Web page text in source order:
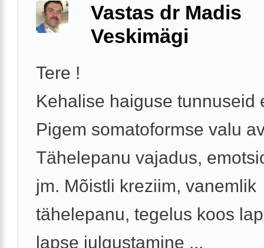
Vastas dr Madis
Veskimägi
Tere !
Kehalise haiguse tunnuseid
Pigem somatoformse valu
Tähelepanu vajadus,
jm. Mõistli kreziim, vanemlik
tähelepanu, tegelus koos
lapse julgustamine ...